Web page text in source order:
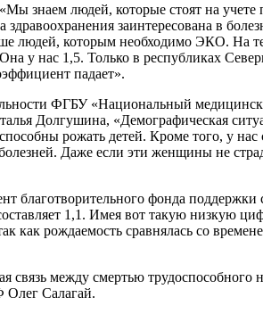
знаем людей, которые стоят на учете
заинтересована в
людей, которым необходимо ЭКО. На
у нас 1,5. Только в республиках
падает».
ФГБУ «Национальный
Долгушина, «Демографическая
рожать детей. Кроме того, у нас
Даже если эти женщины не
благотворительного фонда
1,1. Имея вот такую низкую
как рождаемость сравнялась со
между смертью трудоспособного
Олег Салагай.